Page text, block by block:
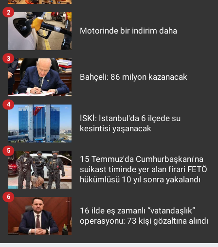
Motorinde bir indirim daha
2
Bahçeli: 86 milyon kazanacak
3
İSKİ: İstanbul'da 6 ilçede su
kesintisi yaşanacak
4
15 Temmuz'da Cumhurbaşkanı'na
suikast timinde yer alan firari FETÖ
hükümlüsü 10 yıl sonra yakalandı
5
16 ilde eş zamanlı “vatandaşlık”
operasyonu: 73 kişi gözaltına alındı
6